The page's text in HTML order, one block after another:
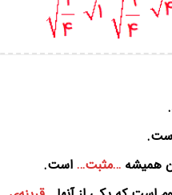
همیشه …مثبت… است.